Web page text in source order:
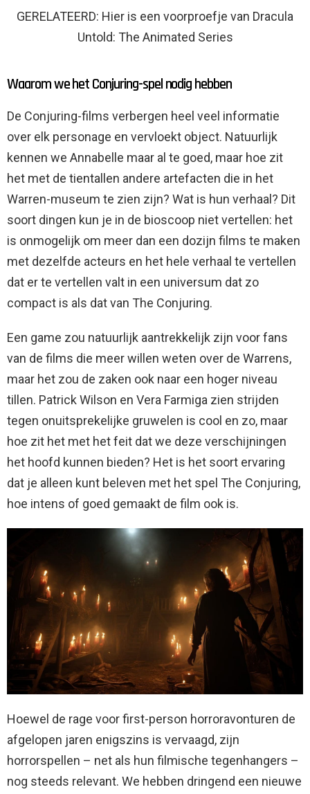
GERELATEERD: Hier is een voorproefje van Dracula
Untold: The Animated Series
Waarom we het Conjuring-spel nodig hebben
De Conjuring-films verbergen heel veel informatie
over elk personage en vervloekt object. Natuurlijk
kennen we Annabelle maar al te goed, maar hoe zit
het met de tientallen andere artefacten die in het
Warren-museum te zien zijn? Wat is hun verhaal? Dit
soort dingen kun je in de bioscoop niet vertellen: het
is onmogelijk om meer dan een dozijn films te maken
met dezelfde acteurs en het hele verhaal te vertellen
dat er te vertellen valt in een universum dat zo
compact is als dat van The Conjuring.
Een game zou natuurlijk aantrekkelijk zijn voor fans
van de films die meer willen weten over de Warrens,
maar het zou de zaken ook naar een hoger niveau
tillen. Patrick Wilson en Vera Farmiga zien strijden
tegen onuitsprekelijke gruwelen is cool en zo, maar
hoe zit het met het feit dat we deze verschijningen
het hoofd kunnen bieden? Het is het soort ervaring
dat je alleen kunt beleven met het spel The Conjuring,
hoe intens of goed gemaakt de film ook is.
Hoewel de rage voor first-person horroravonturen de
afgelopen jaren enigszins is vervaagd, zijn
horrorspellen – net als hun filmische tegenhangers –
nog steeds relevant. We hebben dringend een nieuwe